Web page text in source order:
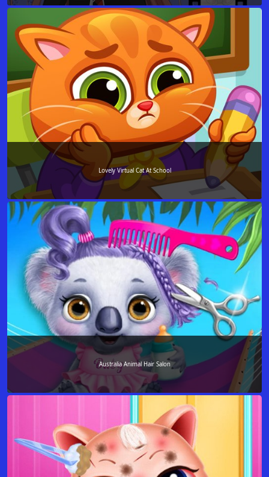
Lovely Virtual Cat At School
Australia Animal Hair Salon